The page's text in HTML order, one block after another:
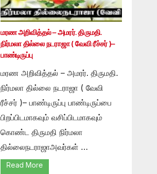
மரண அறிவித்தல் – அமரர். திருமதி.
நிர்மலா தில்லை நடராஜா ( வேவி ரீச்சர் )–
பாண்டிருப்பு
மரண அறிவித்தல் – அமரர். திருமதி.
நிர்மலா தில்லை நடராஜா ( வேவி
ரீச்சர் )– பாண்டிருப்பு பாண்டிருப்பை
பிறப்பிடமாகவும் வசிப்பிடமாகவும்
கொண்ட திருமதி நிர்மலா
தில்லைநடராஜாஅவர்கள் …
Read More